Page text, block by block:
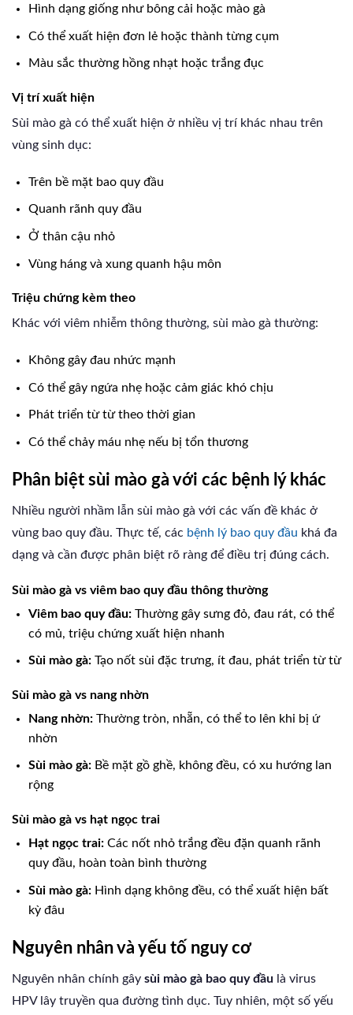
Hình dạng giống như bông cải hoặc mào gà
Có thể xuất hiện đơn lẻ hoặc thành từng cụm
Màu sắc thường hồng nhạt hoặc trắng đục
Vị trí xuất hiện
Sùi mào gà có thể xuất hiện ở nhiều vị trí khác nhau trên
vùng sinh dục:
Trên bề mặt bao quy đầu
Quanh rãnh quy đầu
Ở thân cậu nhỏ
Vùng háng và xung quanh hậu môn
Triệu chứng kèm theo
Khác với viêm nhiễm thông thường, sùi mào gà thường:
Không gây đau nhức mạnh
Có thể gây ngứa nhẹ hoặc cảm giác khó chịu
Phát triển từ từ theo thời gian
Có thể chảy máu nhẹ nếu bị tổn thương
Phân biệt sùi mào gà với các bệnh lý khác
Nhiều người nhầm lẫn sùi mào gà với các vấn đề khác ở
vùng bao quy đầu. Thực tế, các bệnh lý bao quy đầu khá đa
dạng và cần được phân biệt rõ ràng để điều trị đúng cách.
Sùi mào gà vs viêm bao quy đầu thông thường
Viêm bao quy đầu:Thường gây sưng đỏ, đau rát, có thể
có mủ, triệu chứng xuất hiện nhanh
Sùi mào gà:Tạo nốt sùi đặc trưng, ít đau, phát triển từ từ
Sùi mào gà vs nang nhờn
Nang nhờn:Thường tròn, nhẵn, có thể to lên khi bị ứ
nhờn
Sùi mào gà:Bề mặt gồ ghề, không đều, có xu hướng lan
rộng
Sùi mào gà vs hạt ngọc trai
Hạt ngọc trai:Các nốt nhỏ trắng đều đặn quanh rãnh
quy đầu, hoàn toàn bình thường
Sùi mào gà:Hình dạng không đều, có thể xuất hiện bất
kỳ đâu
Nguyên nhân và yếu tố nguy cơ
Nguyên nhân chính gây sùi mào gà bao quy đầu là virus
HPV lây truyền qua đường tình dục. Tuy nhiên, một số yếu